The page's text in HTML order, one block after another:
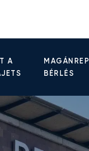
A
BÉRLÉS